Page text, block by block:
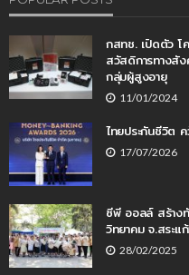
กสทช. เปิดตัว โ
สวัสดิการทางสัง
กลุ่มผู้สูงอายุ
11/01/2024
ไทยประกันชีวิต
17/07/2026
ซีพี ออลล์ สร้าง
วิทยาคม จ.สระแ
28/02/2025